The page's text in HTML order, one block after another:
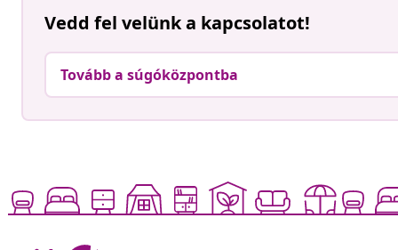
Vedd fel velünk a kapcsolatot!
Tovább a súgóközpontba